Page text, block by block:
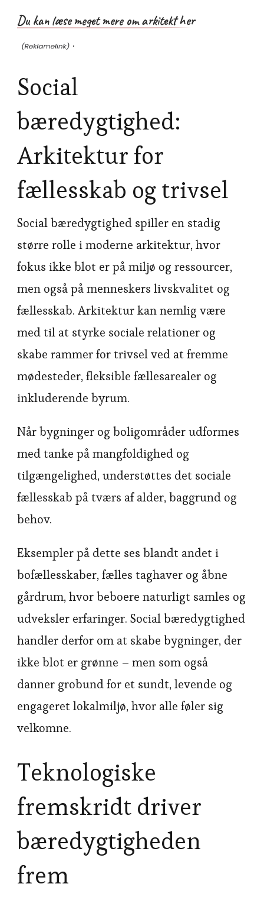
Du kan læse meget mere om arkitekt her
.
Social
bæredygtighed:
Arkitektur for
fællesskab og trivsel
Social bæredygtighed spiller en stadig
større rolle i moderne arkitektur, hvor
fokus ikke blot er på miljø og ressourcer,
men også på menneskers livskvalitet og
fællesskab. Arkitektur kan nemlig være
med til at styrke sociale relationer og
skabe rammer for trivsel ved at fremme
mødesteder, fleksible fællesarealer og
inkluderende byrum.
Når bygninger og boligområder udformes
med tanke på mangfoldighed og
tilgængelighed, understøttes det sociale
fællesskab på tværs af alder, baggrund og
behov.
Eksempler på dette ses blandt andet i
bofællesskaber, fælles taghaver og åbne
gårdrum, hvor beboere naturligt samles og
udveksler erfaringer. Social bæredygtighed
handler derfor om at skabe bygninger, der
ikke blot er grønne – men som også
danner grobund for et sundt, levende og
engageret lokalmiljø, hvor alle føler sig
velkomne.
Teknologiske
fremskridt driver
bæredygtigheden
frem